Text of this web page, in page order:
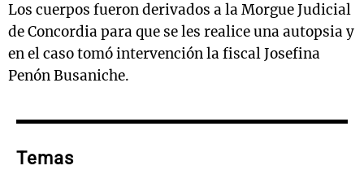
Los cuerpos fueron derivados a la Morgue Judicial
de Concordia para que se les realice una autopsia y
en el caso tomó intervención la fiscal Josefina
Penón Busaniche.
Temas